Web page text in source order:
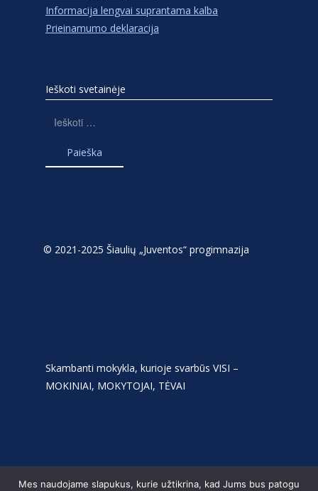
Informacija lengvai suprantama kalba
Prieinamumo deklaracija
Ieškoti svetainėje
© 2021-2025 Šiaulių „Juventos“ progimnazija
Skambanti mokykla, kurioje svarbūs VISI –
MOKINIAI, MOKYTOJAI, TĖVAI
Mes naudojame slapukus, kurie užtikrina, kad Jums bus patogu